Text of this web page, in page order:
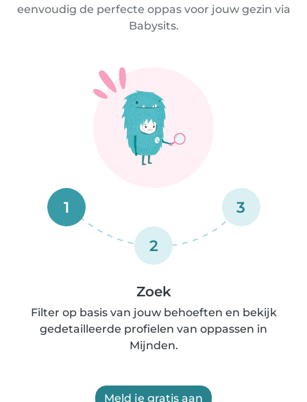
eenvoudig de perfecte oppas voor jouw gezin via
Babysits.
1
2
3
Zoek
Filter op basis van jouw behoeften en bekijk
gedetailleerde profielen van oppassen in
Mijnden.
Meld je gratis aan